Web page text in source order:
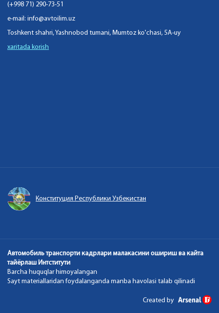
(+998 71) 290-73-51
e-mail: info@avtoilim.uz
Toshkent shahri, Yashnobod tumani, Mumtoz ko'chasi, 5A-uy
xaritada korish
Конституция Республики Узбекистан
Автомобиль транспорти кадрлари малакасини ошириш ва кайта
тайёрлаш Интститути
Barcha huquqlar himoyalangan
Sayt materiallaridan foydalanganda manba havolasi talab qilinadi
Created by